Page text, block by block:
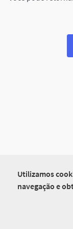
Utilizamos
navegação e